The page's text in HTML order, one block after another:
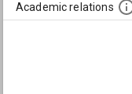
Academic relations